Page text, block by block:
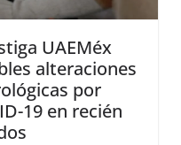
UAEMéx
alteraciones
por
19 en recién